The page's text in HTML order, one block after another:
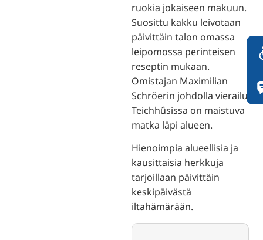
ruokia jokaiseen makuun.
Suosittu kakku leivotaan
päivittäin talon omassa
leipomossa perinteisen
reseptin mukaan.
Omistajan Maximilian
Schröerin johdolla vierailu
Teichhûsissa on maistuva
matka läpi alueen.
Hienoimpia alueellisia ja
kausittaisia herkkuja
tarjoillaan päivittäin
keskipäivästä
iltahämärään.